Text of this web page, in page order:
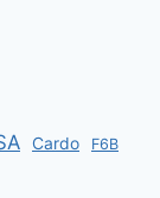
Cardo F6B